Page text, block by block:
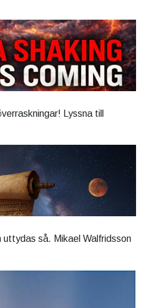
Lyssna till
uttydas så. Mikael Walfridsson